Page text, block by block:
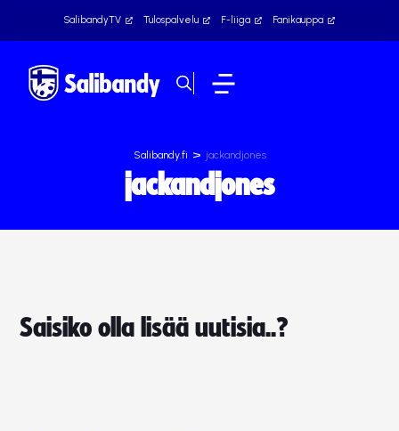
SalibandyTV Tulospalvelu F-liiga Fanikauppa
Salibandy.fi > jackandjones
jackandjones
Saisiko olla lisää uutisia..?